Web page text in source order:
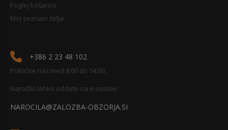
Poglej košarico
Moj seznam želja
+386 2 23 48 102
Pokličite nas med 8:00 do 14:00.
Naročilo lahko oddate na e-naslov:
NAROCILA@ZALOZBA-OBZORJA.SI